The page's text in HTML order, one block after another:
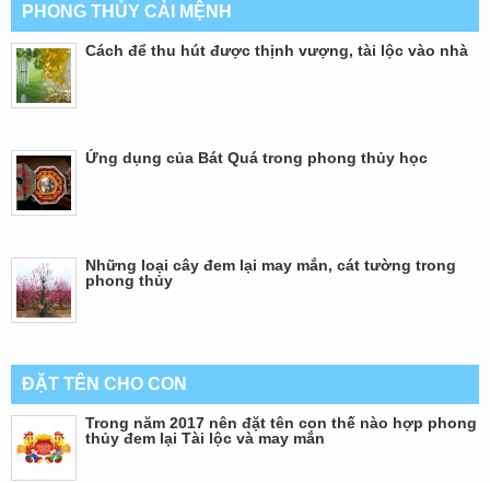
PHONG THỦY CẢI MỆNH
Cách để thu hút được thịnh vượng, tài lộc vào nhà
Ứng dụng của Bát Quá trong phong thủy học
Những loại cây đem lại may mắn, cát tường trong
phong thủy
ĐẶT TÊN CHO CON
Trong năm 2017 nên đặt tên con thế nào hợp phong
thủy đem lại Tài lộc và may mắn